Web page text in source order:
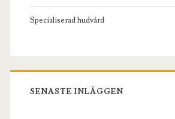
Specialiserad hudvård
SENASTE INLÄGGEN